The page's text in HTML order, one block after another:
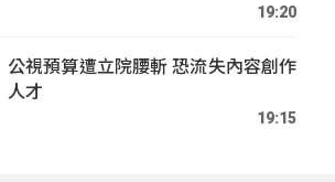
19:20
公視預算遭立院腰斬 恐流失內容創作
人才
19:15